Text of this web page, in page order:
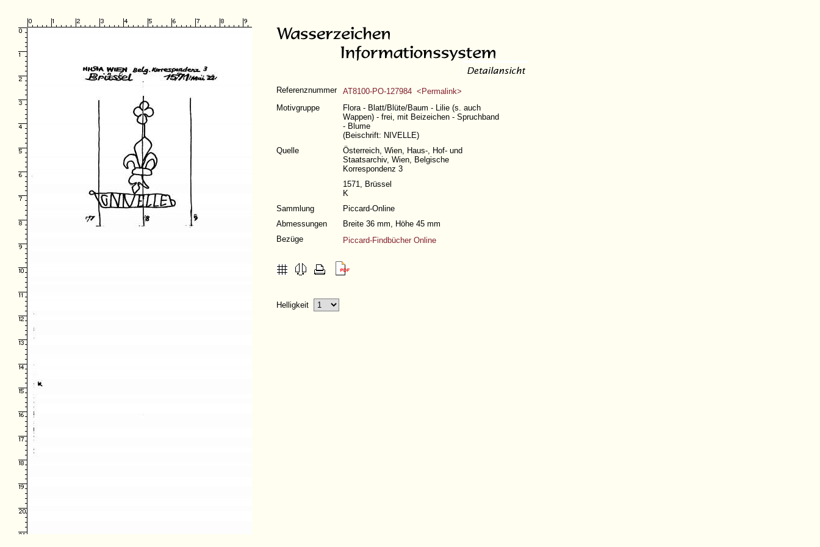
Referenznummer
AT8100-PO-127984 <Permalink>
Motivgruppe
Flora - Blatt/Blüte/Baum - Lilie (s. auch
Wappen) - frei, mit Beizeichen - Spruchband
- Blume
(Beischrift: NIVELLE)
Quelle
Österreich, Wien, Haus-, Hof- und
Staatsarchiv, Wien, Belgische
Korrespondenz 3
1571, Brüssel
K
Sammlung
Piccard-Online
Abmessungen
Breite 36 mm, Höhe 45 mm
Bezüge
Piccard-Findbücher Online
Helligkeit